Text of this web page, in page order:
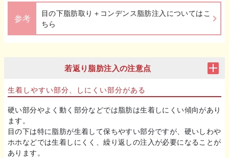
参考
目の下脂肪取り＋コンデンス脂肪注入についてはこ
ちら
若返り脂肪注入の注意点
生着しやすい部分、しにくい部分がある
硬い部分やよく動く部分などでは脂肪は生着しにくい傾向があり
ます。
目の下は特に脂肪が生着して保ちやすい部分ですが、硬いしわや
ホホなどでは生着しにくく、繰り返しの注入が必要になることが
あります。